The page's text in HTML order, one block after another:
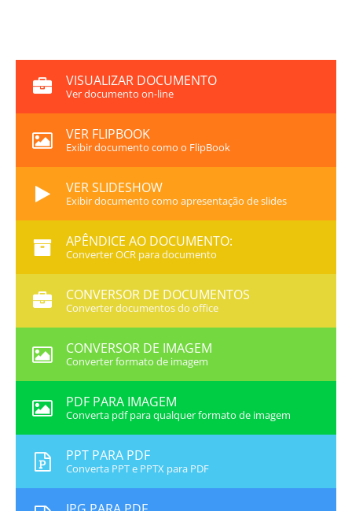
VISUALIZAR DOCUMENTO
Ver documento on-line
VER FLIPBOOK
Exibir documento como o FlipBook
VER SLIDESHOW
Exibir documento como apresentação de slides
APÊNDICE AO DOCUMENTO:
Converter OCR para documento
CONVERSOR DE DOCUMENTOS
Converter documentos do office
CONVERSOR DE IMAGEM
Converter formato de imagem
PDF PARA IMAGEM
Converta pdf para qualquer formato de imagem
PPT PARA PDF
Converta PPT e PPTX para PDF